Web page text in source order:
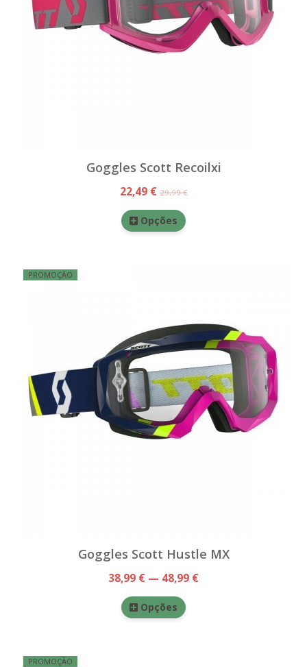
Goggles Scott Recoilxi
22,49 €29,99 €
Opções
PROMOÇÃO
Goggles Scott Hustle MX
38,99 € — 48,99 €
Opções
PROMOÇÃO